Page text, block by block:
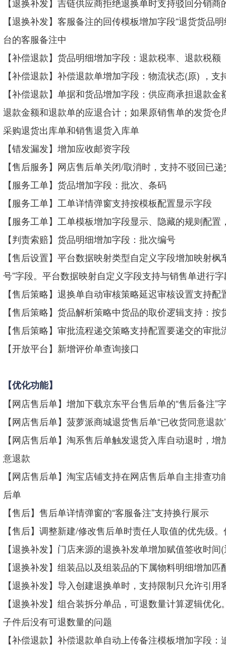
【退换补发】客服备注的回传模板增加字段“退货货品
台的客服备注中
【补偿退款】货品明细增加字段： 退款税率、退款税额
【补偿退款】补偿退款单增加字段： 物流状态(原) ，
【补偿退款】单据和货品增加字段：供应商承担退款
退款金额和退款单的应退合计；如果原销售单的发货
采购退货出库单和销售退货入库单
【错发漏发】增加应收邮资字段
【售后服务】网店售后单关闭/取消时，支持不驳回已
【服务工单】货品增加字段：批次、条码
【服务工单】工单详情弹窗支持按模板配置显示字段
【服务工单】工单模板增加字段显示、隐藏的规则配置
【判责索赔】货品明细增加字段：批次编号
【售后设置】平台数据映射类型自定义字段增加映射枫
号”字段。平台数据映射自定义字段支持与销售单进行
【售后策略】退换单自动审核策略延迟审核设置支持
【售后策略】货品解析策略中货品的取价逻辑支持：
【售后策略】审批流程递交策略支持配置要递交的审批
【开放平台】新增评价单查询接口
【优化功能】
【网店售后单】增加下载京东平台售后单的“售后备注”
【网店售后单】菠萝派商城退货售后单“已收货同意退
【网店售后单】淘系售后单触发退货入库自动退时，
意退款
【网店售后单】淘宝店铺支持在网店售后单自主排查
后单
【售后】售后单详情弹窗的“客服备注”支持换行展示
【售后】调整新建/修改售后单时责任人取值的优先级
【退换补发】门店来源的退换补发单增加赋值签收时间
【退换补发】组装品以及组装品的下属物料明细增加
【退换补发】导入创建退换单时，支持限制只允许引
【退换补发】组合装拆分单品，可退数量计算逻辑优
子件后没有可退数量的问题
【补偿退款】补偿退款单自动上传备注模板增加字段：